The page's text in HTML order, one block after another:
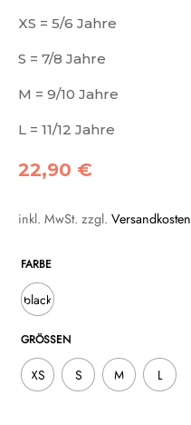
XS = 5/6 Jahre
S = 7/8 Jahre
M = 9/10 Jahre
L = 11/12 Jahre
22,90 €
inkl. MwSt. zzgl. Versandkosten
FARBE
black
GRÖSSEN
XS S M L